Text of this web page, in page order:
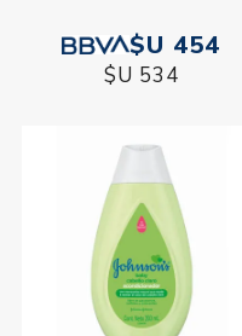
$U 454
$U 534